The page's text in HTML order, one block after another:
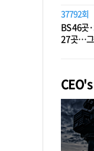
37792회
BS 46곳
27곳…그